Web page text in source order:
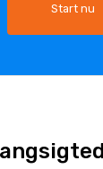
Start nu